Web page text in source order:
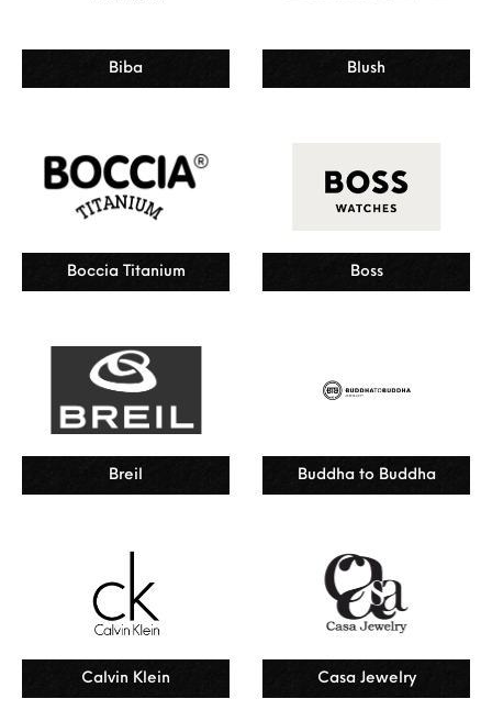
Biba Blush
Boccia Titanium Boss
Breil Buddha to Buddha
Calvin Klein Casa Jewelry